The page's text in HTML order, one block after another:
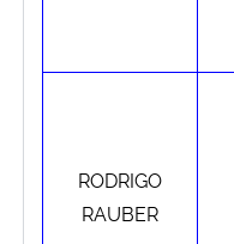
RODRIGO
RAUBER